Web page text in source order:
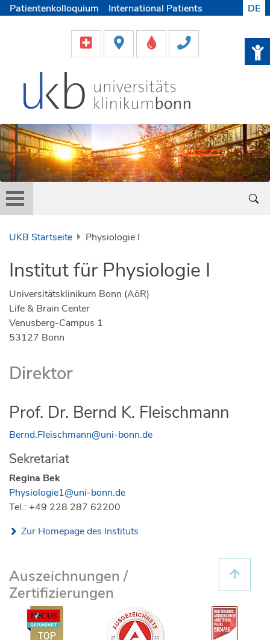
Patientenkolloquium
International Patients
Helfen & Spenden
Medien
DE
UKB Startseite Physiologie I
Institut für Physiologie I
Universitätsklinikum Bonn (AöR)
Life & Brain Center
Venusberg-Campus 1
53127 Bonn
Direktor
Prof. Dr. Bernd K. Fleischmann
Bernd.Fleischmann@uni-bonn.de
Sekretariat
Regina Bek
Physiologie1@uni-bonn.de
Tel.: +49 228 287 62200
Zur Homepage des Instituts
Auszeichnungen /
Zertifizierungen